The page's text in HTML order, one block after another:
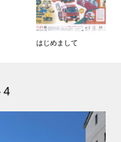
はじめまして
4